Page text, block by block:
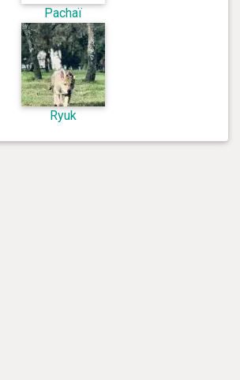
Pachaï
Ryuk